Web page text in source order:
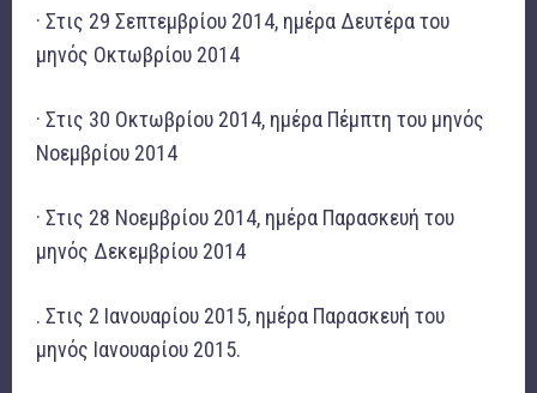
· Στις 29 Σεπτεμβρίου 2014, ημέρα Δευτέρα του
μηνός Οκτωβρίου 2014
· Στις 30 Οκτωβρίου 2014, ημέρα Πέμπτη του μηνός
Νοεμβρίου 2014
· Στις 28 Νοεμβρίου 2014, ημέρα Παρασκευή του
μηνός Δεκεμβρίου 2014
. Στις 2 Ιανουαρίου 2015, ημέρα Παρασκευή του
μηνός Ιανουαρίου 2015.